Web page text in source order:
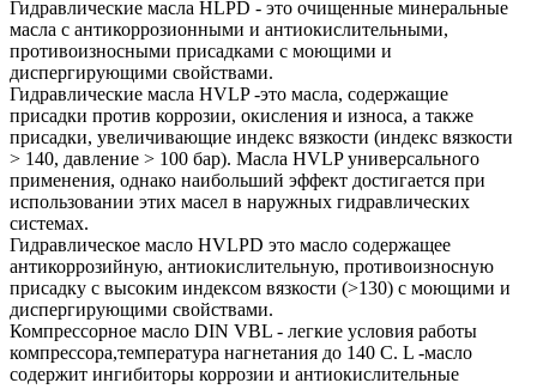
Гидравлические масла HLPD - это очищенные минеральные
масла с антикоррозионными и антиокислительными,
противоизносными присадками с моющими и
диспергирующими свойствами.
Гидравлические масла HVLP -это масла, содержащие
присадки против коррозии, окисления и износа, а также
присадки, увеличивающие индекс вязкости (индекс вязкости
> 140, давление > 100 бар). Масла HVLP универсального
применения, однако наибольший эффект достигается при
использовании этих масел в наружных гидравлических
системах.
Гидравлическое масло HVLPD это масло содержащее
антикоррозийную, антиокислительную, противоизносную
присадку с высоким индексом вязкости (>130) с моющими и
диспергирующими свойствами.
Компрессорное масло DIN VBL - легкие условия работы
компрессора,температура нагнетания до 140 С. L -масло
содержит ингибиторы коррозии и антиокислительные